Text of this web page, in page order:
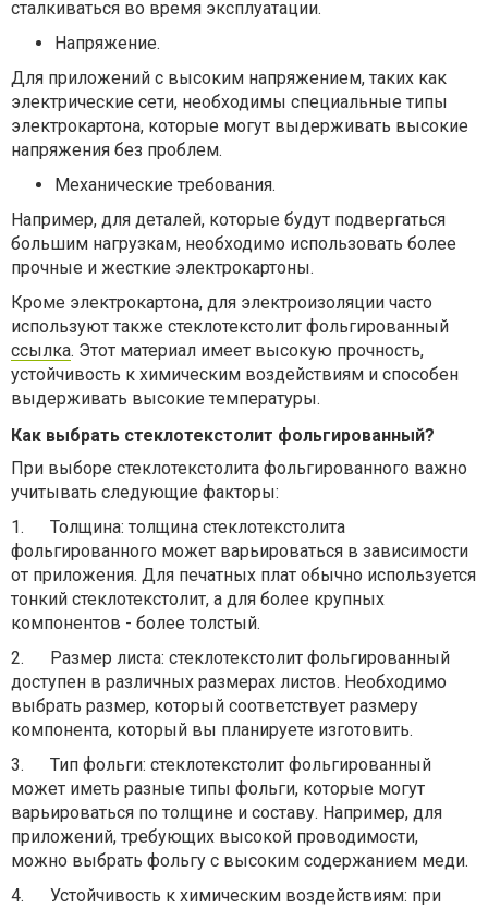
сталкиваться во время эксплуатации.
Напряжение.
Для приложений с высоким напряжением, таких как
электрические сети, необходимы специальные типы
электрокартона, которые могут выдерживать высокие
напряжения без проблем.
Механические требования.
Например, для деталей, которые будут подвергаться
большим нагрузкам, необходимо использовать более
прочные и жесткие электрокартоны.
Кроме электрокартона, для электроизоляции часто
используют также стеклотекстолит фольгированный
ссылка. Этот материал имеет высокую прочность,
устойчивость к химическим воздействиям и способен
выдерживать высокие температуры.
Как выбрать стеклотекстолит фольгированный?
При выборе стеклотекстолита фольгированного важно
учитывать следующие факторы:
1.
Толщина: толщина стеклотекстолита
фольгированного может варьироваться в зависимости
от приложения. Для печатных плат обычно используется
тонкий стеклотекстолит, а для более крупных
компонентов - более толстый.
2.
Размер листа: стеклотекстолит фольгированный
доступен в различных размерах листов. Необходимо
выбрать размер, который соответствует размеру
компонента, который вы планируете изготовить.
3.
Тип фольги: стеклотекстолит фольгированный
может иметь разные типы фольги, которые могут
варьироваться по толщине и составу. Например, для
приложений, требующих высокой проводимости,
можно выбрать фольгу с высоким содержанием меди.
4.
Устойчивость к химическим воздействиям: при